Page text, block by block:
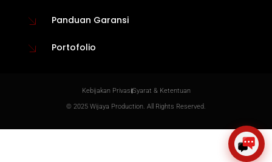
Panduan Garansi
Portofolio
Kebijakan PrivasiSyarat & Ketentuan
© 2025 Wijaya Production. All Rights Reserved.